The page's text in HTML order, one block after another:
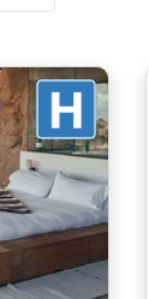
Mit eLink